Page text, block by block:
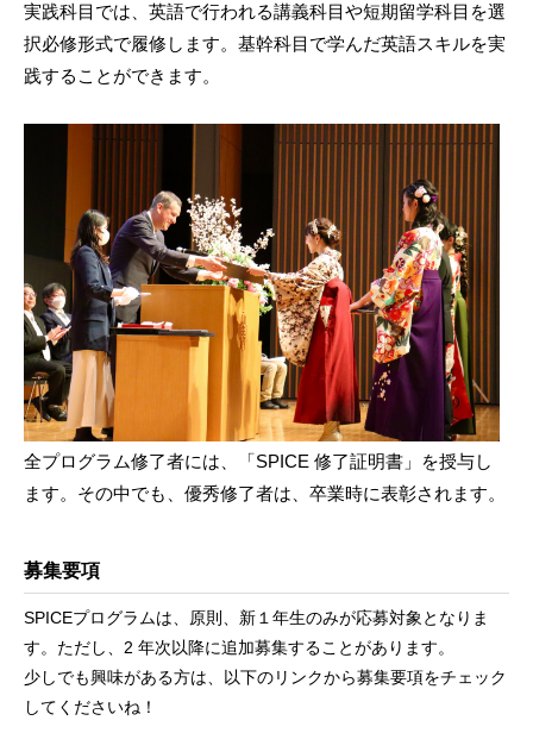
実践科目では、英語で行われる講義科目や短期留学科目を選
択必修形式で履修します。基幹科目で学んだ英語スキルを実
践することができます。
全プログラム修了者には、「SPICE 修了証明書」を授与し
ます。その中でも、優秀修了者は、卒業時に表彰されます。
募集要項
SPICEプログラムは、原則、新１年生のみが応募対象となりま
す。ただし、2 年次以降に追加募集することがあります。
少しでも興味がある方は、以下のリンクから募集要項をチェック
してくださいね！